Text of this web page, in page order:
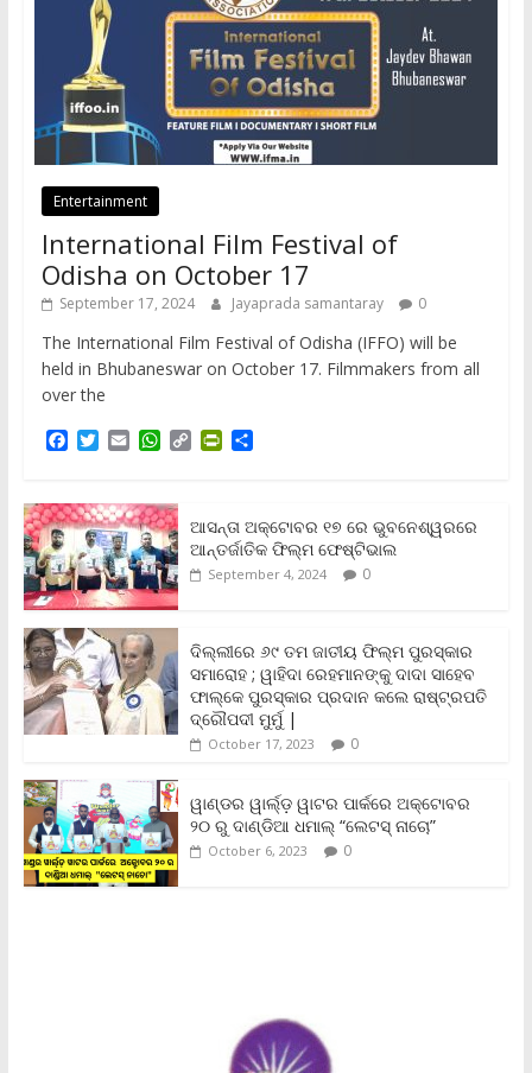
Entertainment
International Film Festival of
Odisha on October 17
September 17, 2024 Jayaprada samantaray 0
The International Film Festival of Odisha (IFFO) will be
held in Bhubaneswar on October 17. Filmmakers from all
over the
F
e
b
o
o
k
T
t
t
e
r
E
i
l
W
t
s
A
p
p
C
L
i
n
k
P
t
F
r
i
d
l
y
S
e
ଆସନ୍ତା ଅକ୍ଟୋବର ୧୭ ରେ ଭୁବନେଶ୍ୱରରେ
ଆନ୍ତର୍ଜାତିକ ଫିଲ୍ମ ଫେଷ୍ଟିଭାଲ
September 4, 2024 0
ଦିଲ୍ଲୀରେ ୬୯ ତମ ଜାତୀୟ ଫିଲ୍ମ ପୁରସ୍କାର
ସମାରୋହ ; ୱାହିଦା ରେହମାନଙ୍କୁ ଦାଦା ସାହେବ
ଫାଲ୍‌କେ ପୁରସ୍କାର ପ୍ରଦାନ କଲେ ରାଷ୍ଟ୍ରପତି
ଦ୍ରୌପଦୀ ମୁର୍ମୁ |
October 17, 2023 0
ୱାଣ୍ଡର ୱାର୍ଲ୍‌ଡ଼ ୱାଟର ପାର୍କରେ ଅକ୍ଟୋବର
୨୦ ରୁ ଦାଣ୍ଡିଆ ଧମାଲ୍ “ଲେଟସ୍ ନାଚୋ”
October 6, 2023 0